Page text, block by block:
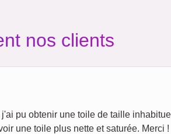
nos clients
pu obtenir une toile de taille
une toile plus nette et saturée. Merci !